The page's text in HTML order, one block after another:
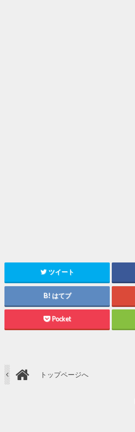
ツイート
はてブ
Pocket
トップページへ